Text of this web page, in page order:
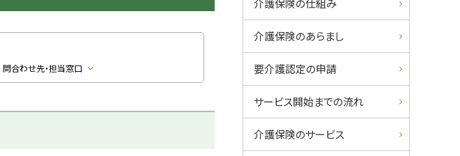
問合わせ先・担当窓口
ド
・
メ
ニ
ュ
介護保険の仕組み
介護保険のあらまし
要介護認定の申請
サービス開始までの流れ
介護保険のサービス